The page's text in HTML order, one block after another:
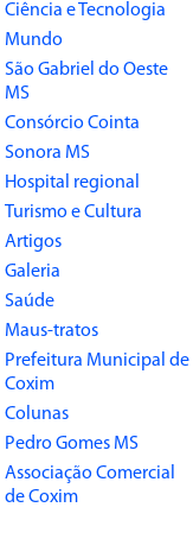
Ciência e Tecnologia
Mundo
São Gabriel do Oeste
MS
Consórcio Cointa
Sonora MS
Hospital regional
Turismo e Cultura
Artigos
Galeria
Saúde
Maus-tratos
Prefeitura Municipal de
Coxim
Colunas
Pedro Gomes MS
Associação Comercial
de Coxim